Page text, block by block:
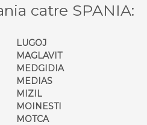
catre SPANIA:
LUGOJ
MAGLAVIT
MEDGIDIA
MEDIAS
MIZIL
MOINESTI
MOTCA